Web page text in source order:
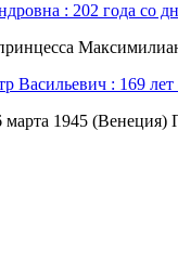
: 202 года со
Васильевич : 169
марта 1945 (Венеция)